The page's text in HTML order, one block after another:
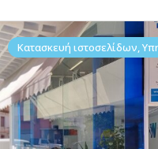
ακόμα
Διαμονή,
Ξενοδοχεία
Εύβοια
Κατασκευή ιστοσελίδων,